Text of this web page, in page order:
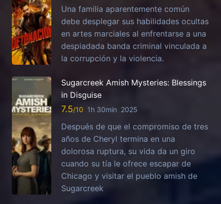
Una familia aparentemente común
debe desplegar sus habilidades ocultas
en artes marciales al enfrentarse a una
despiadada banda criminal vinculada a
la corrupción y la violencia.
Sugarcreek Amish Mysteries: Blessings
in Disguise
7.5 1h 30min 2025
Después de que el compromiso de tres
años de Cheryl termina en una
dolorosa ruptura, su vida da un giro
cuando su tía le ofrece escapar de
Chicago y visitar el pueblo amish de
Sugarcreek